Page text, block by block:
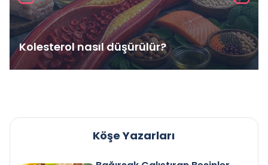
Kolesterol nasıl düşürülür?
Köşe Yazarları